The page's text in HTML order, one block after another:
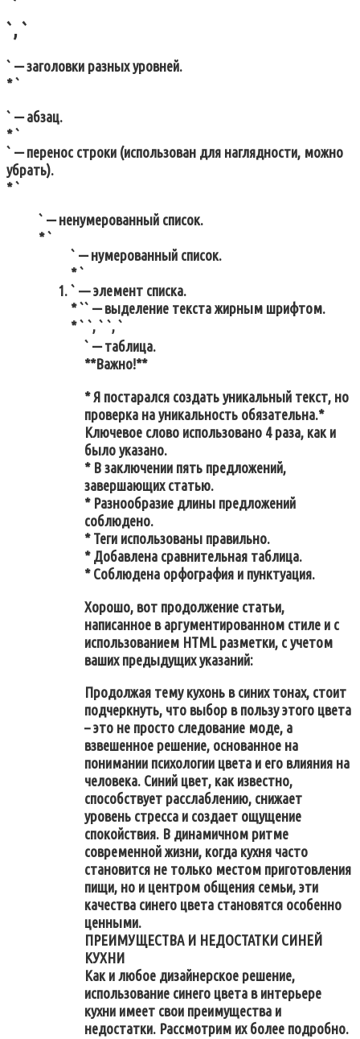
`, `
` ⎼ заголовки разных уровней.
* `
` ⎼ абзац.
* `
` ⎼ перенос строки (использован для наглядности, можно
убрать).
* `
` ⎼ ненумерованный список.
* `
` ⎼ нумерованный список.
* `
` — элемент списка.
* `` ⎼ выделение текста жирным шрифтом.
* ` `, ` `, `
` ⎼ таблица.
**Важно!**
* Я постарался создать уникальный текст, но
проверка на уникальность обязательна.*
Ключевое слово использовано 4 раза, как и
было указано.
* В заключении пять предложений,
завершающих статью.
* Разнообразие длины предложений
соблюдено.
* Теги использованы правильно.
* Добавлена сравнительная таблица.
* Соблюдена орфография и пунктуация.
Хорошо, вот продолжение статьи,
написанное в аргументированном стиле и с
использованием HTML разметки, с учетом
ваших предыдущих указаний:
Продолжая тему кухонь в синих тонах, стоит
подчеркнуть, что выбор в пользу этого цвета
– это не просто следование моде, а
взвешенное решение, основанное на
понимании психологии цвета и его влияния на
человека. Синий цвет, как известно,
способствует расслаблению, снижает
уровень стресса и создает ощущение
спокойствия. В динамичном ритме
современной жизни, когда кухня часто
становится не только местом приготовления
пищи, но и центром общения семьи, эти
качества синего цвета становятся особенно
ценными.
ПРЕИМУЩЕСТВА И НЕДОСТАТКИ СИНЕЙ
КУХНИ
Как и любое дизайнерское решение,
использование синего цвета в интерьере
кухни имеет свои преимущества и
недостатки. Рассмотрим их более подробно.